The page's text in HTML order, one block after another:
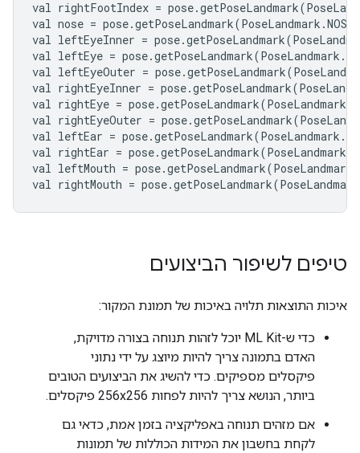
val rightFootIndex = pose.getPoseLandmark(
val nose = pose.getPoseLandmark(PoseLandmark .NOSE
val leftEyeInner = pose.getPoseLandmark(
val leftEye = pose.getPoseLandmark(PoseLandmark .
val leftEyeOuter = pose.getPoseLandmark(
val rightEyeInner = pose.getPoseLandmark(
val rightEye = pose.getPoseLandmark(PoseLandmark
val rightEyeOuter = pose.getPoseLandmark(
val leftEar = pose.getPoseLandmark(PoseLandmark .
val rightEar = pose.getPoseLandmark(PoseLandmark
val leftMouth = pose.getPoseLandmark(PoseLandmark
val rightMouth = pose.getPoseLandmark(PoseLandmark
טיפים לשיפור הביצועים
איכות התוצאות תלויה באיכות של תמונת המקור:
כדי ש-ML Kit יוכל לזהות תנוחה בצורה מדויקת,
האדם בתמונה צריך להיות מיוצג על ידי נתוני
פיקסלים מספיקים. כדי להשיג את הביצועים הטובים
ביותר, הנושא צריך להיות לפחות 256x256 פיקסלים.
אם מזהים תנוחה באפליקציה בזמן אמת, כדאי גם
לקחת בחשבון את המידות הכוללות של תמונות